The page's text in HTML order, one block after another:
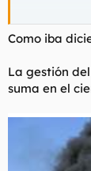
Esn Twitter
los Borjamaris
Lo de la
horas de
Como iba
La gestión
suma en el